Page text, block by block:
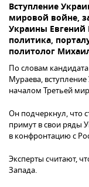
Вступление
мировой войне,
Украины Евгений
политика,
политолог
По словам
Мураева,
началом Третьей
Он подчеркнул, что
примут в свои ряды
в конфронтацию с
Эксперты считают,
Запада.